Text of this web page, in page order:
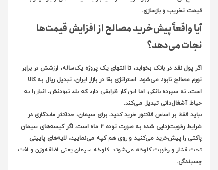
قیمت تخریب و بازسازی.
آیا واقعاً پیش‌خرید مصالح از افزایش قیمت‌ها
نجات می‌دهد؟
اگر پول نقد در بانک بخوابد، تا انتهای یک پروژه یک‌ساله، ارزشش در برابر
تورم مصالح نابود می‌شود. استراتژی بقا در بازار ایران، تبدیل ریال به کالا
است، نه سپرده بانکی. اما این کار ظرایفی دارد که بلد نبودنش، انبار را به
حیاط آشغال‌دانی تبدیل می‌کند.
نباید فقط بر اساس فاکتور خرید کنید. برای سیمان، حداکثر ماندگاری در
شرایط رطوبت‌زدایی شده به صورت توده ۲ ماه است. اگر کیسه‌های سیمان
پاکتی را پیش‌خرید می‌کنید و روی هم کپه می‌نمایید، لایه‌های پایینی
تحت فشار و رطوبت کلوخه می‌شوند. کلوخه سیمان یعنی اضافه‌وزن و افت
چسبندگی.